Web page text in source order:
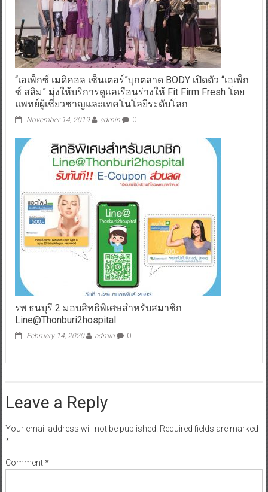
“เอเพ็กซ์ เมดิคอล เซ็นเตอร์”บุกตลาด BODY เปิดตัว “เอเพ็ก
ซ์ สลิม” มุ่งให้บริการดูแลเรือนร่างให้ Fit Firm Fresh โดย
แพทย์ผู้เชี่ยวชาญและเทคโนโลยีระดับโลก
November 14, 2019 admin 0
รพ.ธนบุรี 2 มอบสิทธิพิเศษสำหรับสมาชิก
Line@Thonburi2hospital
February 14, 2020 admin 0
Leave a Reply
Your email address will not be published. Required fields are marked
*
Comment*